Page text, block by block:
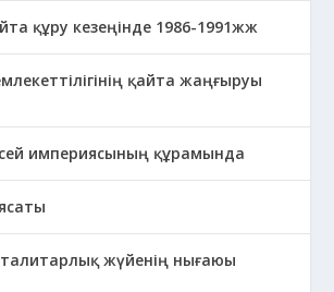
құру кезеңінде 1986-1991жж
қайта жаңғыруы
империясының құрамында
жүйенің нығаюы